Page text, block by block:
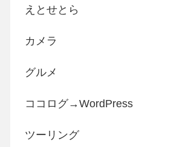
えとせとら
カメラ
グルメ
ココログ→WordPress
ツーリング